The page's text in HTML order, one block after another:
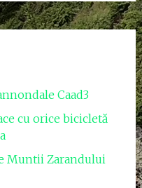
Caad3
cu orice bicicletă
Muntii Zarandului